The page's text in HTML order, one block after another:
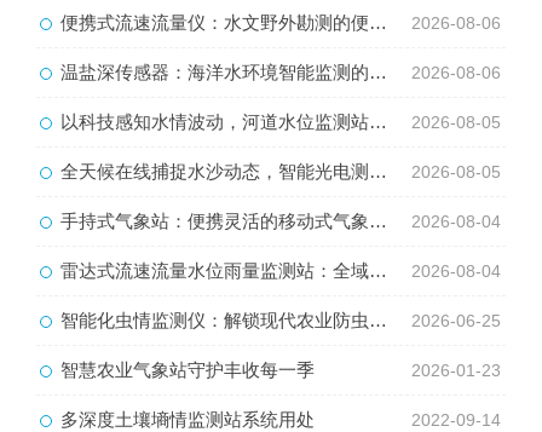
便携式流速流量仪：水文野外勘测的便携智能检测利器 2026-08-06
温盐深传感器：海洋水环境智能监测的核心感知设备 2026-08-06
以科技感知水情波动，河道水位监测站守护流域河道安全 2026-08-05
全天候在线捕捉水沙动态，智能光电测沙仪守护水域水沙安全 2026-08-05
手持式气象站：便携灵活的移动式气象监测智能设备 2026-08-04
雷达式流速流量水位雨量监测站：全域水文智慧监测一体化设备 2026-08-04
智能化虫情监测仪：解锁现代农业防虫新方式 2026-06-25
智慧农业气象站守护丰收每一季 2026-01-23
多深度土壤墒情监测站系统用处 2022-09-14